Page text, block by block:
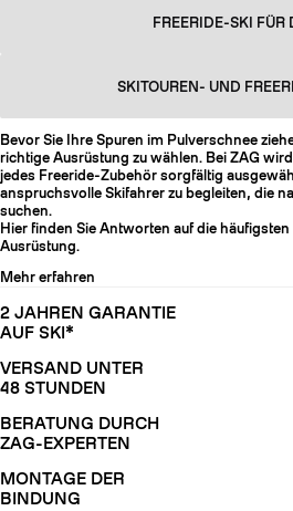
FREERIDE-SKI FÜR
SKITOUREN- UND
Bevor Sie Ihre Spuren im Pulverschnee
richtige Ausrüstung zu wählen. Bei ZAG
jedes Freeride-Zubehör sorgfältig
anspruchsvolle Skifahrer zu begleiten, die
suchen.
Hier finden Sie Antworten auf die
Ausrüstung.
Mehr erfahren
2 JAHREN GARANTIE
AUF SKI*
VERSAND UNTER
48 STUNDEN
BERATUNG DURCH
ZAG-EXPERTEN
MONTAGE DER
BINDUNG